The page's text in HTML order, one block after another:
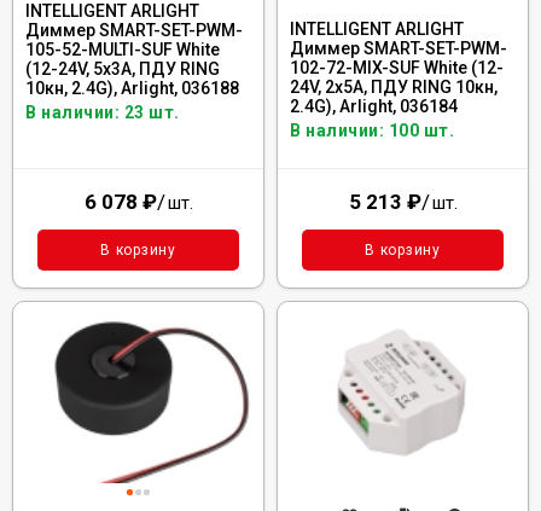
INTELLIGENT ARLIGHT
Диммер SMART-SET-PWM-
105-52-MULTI-SUF White
(12-24V, 5x3A, ПДУ RING
10кн, 2.4G), Arlight, 036188
В наличии: 23 шт.
6 078 ₽/шт.
В корзину
INTELLIGENT ARLIGHT
Диммер SMART-SET-PWM-
102-72-MIX-SUF White (12-
24V, 2x5A, ПДУ RING 10кн,
2.4G), Arlight, 036184
В наличии: 100 шт.
5 213 ₽/шт.
В корзину